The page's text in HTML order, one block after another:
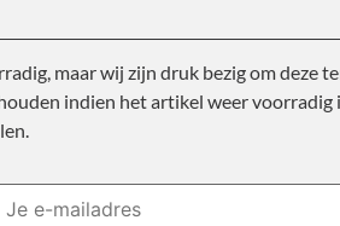
maar wij zijn druk bezig om deze
indien het artikel weer voorradig